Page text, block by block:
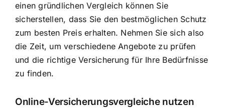
einen gründlichen Vergleich können Sie
sicherstellen, dass Sie den bestmöglichen Schutz
zum besten Preis erhalten. Nehmen Sie sich also
die Zeit, um verschiedene Angebote zu prüfen
und die richtige Versicherung für Ihre Bedürfnisse
zu finden.
Online-Versicherungsvergleiche nutzen